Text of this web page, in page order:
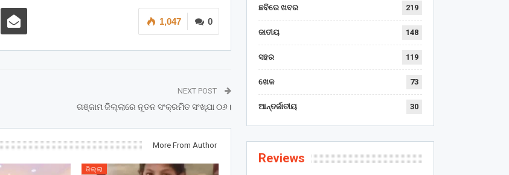
0
1,047
NEXT POST
ଗଞ୍ଜାମ ଜିଲ୍ଲାରେ ନୂତନ ସଂକ୍ରମିତ ସଂଖ୍ଯା ୦୬।
More From Author
ଜିଲ୍ଲା
ଛବିରେ ଖବର 219
ଜାତୀୟ 148
ସହର 119
ଖେଳ 73
ଆନ୍ତର୍ଜାତୀୟ 30
Reviews